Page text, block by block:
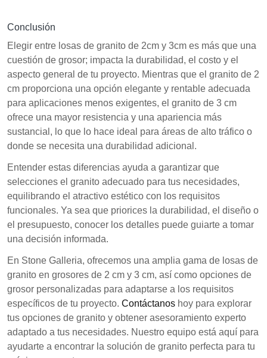
Conclusión
Elegir entre losas de granito de 2cm y 3cm es más que una
cuestión de grosor; impacta la durabilidad, el costo y el
aspecto general de tu proyecto. Mientras que el granito de 2
cm proporciona una opción elegante y rentable adecuada
para aplicaciones menos exigentes, el granito de 3 cm
ofrece una mayor resistencia y una apariencia más
sustancial, lo que lo hace ideal para áreas de alto tráfico o
donde se necesita una durabilidad adicional.
Entender estas diferencias ayuda a garantizar que
selecciones el granito adecuado para tus necesidades,
equilibrando el atractivo estético con los requisitos
funcionales. Ya sea que priorices la durabilidad, el diseño o
el presupuesto, conocer los detalles puede guiarte a tomar
una decisión informada.
En Stone Galleria, ofrecemos una amplia gama de losas de
granito en grosores de 2 cm y 3 cm, así como opciones de
grosor personalizadas para adaptarse a los requisitos
específicos de tu proyecto. Contáctanos hoy para explorar
tus opciones de granito y obtener asesoramiento experto
adaptado a tus necesidades. Nuestro equipo está aquí para
ayudarte a encontrar la solución de granito perfecta para tu